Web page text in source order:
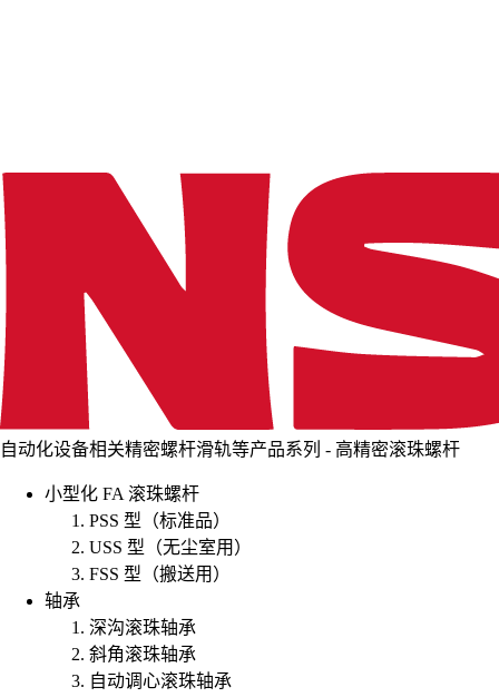
自动化设备相关精密螺杆滑轨等产品系列 - 高精密滚珠螺杆
小型化 FA 滚珠螺杆
PSS 型（标准品）
USS 型（无尘室用）
FSS 型（搬送用）
轴承
深沟滚珠轴承
斜角滚珠轴承
自动调心滚珠轴承